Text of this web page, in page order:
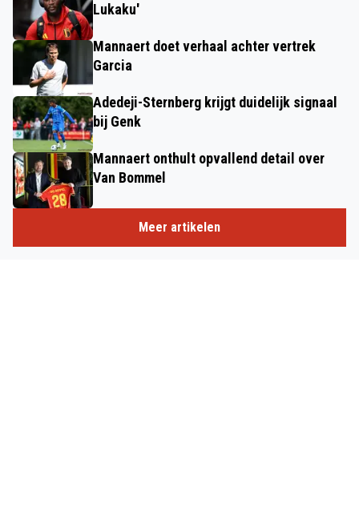
Lukaku'
Mannaert doet verhaal achter vertrek
Garcia
Adedeji-Sternberg krijgt duidelijk signaal
bij Genk
Mannaert onthult opvallend detail over
Van Bommel
Meer artikelen